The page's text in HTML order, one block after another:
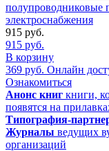
полупроводниковые
электроснабжения
915 руб.
915 руб.
В корзину
369 руб. Онлайн
Ознакомиться
Анонс книг книги,
появятся на
Типография-
Журналы ведущих
организаций